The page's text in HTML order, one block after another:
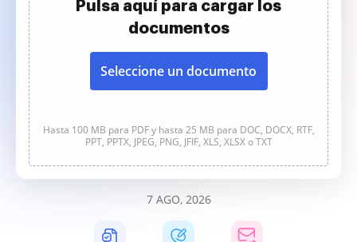
Pulsa aquí para cargar los
documentos
Seleccione un documento
Hasta 100 MB para PDF y hasta 25 MB para DOC, DOCX, RTF,
PPT, PPTX, JPEG, PNG, JFIF, XLS, XLSX o TXT
7 AGO, 2026